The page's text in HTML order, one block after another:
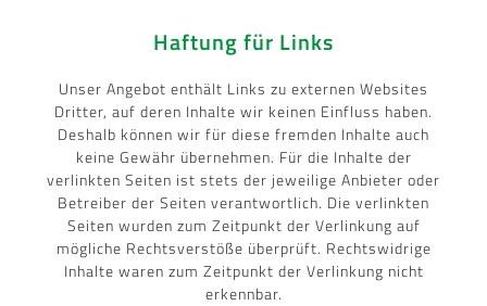
Haftung für Links
Unser Angebot enthält Links zu externen Websites
Dritter, auf deren Inhalte wir keinen Einfluss haben.
Deshalb können wir für diese fremden Inhalte auch
keine Gewähr übernehmen. Für die Inhalte der
verlinkten Seiten ist stets der jeweilige Anbieter oder
Betreiber der Seiten verantwortlich. Die verlinkten
Seiten wurden zum Zeitpunkt der Verlinkung auf
mögliche Rechtsverstöße überprüft. Rechtswidrige
Inhalte waren zum Zeitpunkt der Verlinkung nicht
erkennbar.